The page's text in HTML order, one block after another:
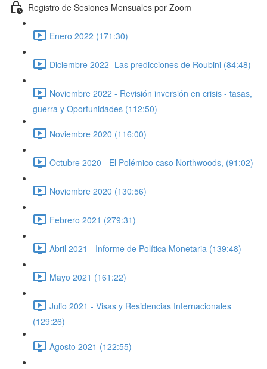
Registro de Sesiones Mensuales por Zoom
Enero 2022 (171:30)
Diciembre 2022- Las predicciones de Roubini (84:48)
Noviembre 2022 - Revisión inversión en crisis - tasas,
guerra y Oportunidades (112:50)
Noviembre 2020 (116:00)
Octubre 2020 - El Polémico caso Northwoods, (91:02)
Noviembre 2020 (130:56)
Febrero 2021 (279:31)
Abril 2021 - Informe de Política Monetaria (139:48)
Mayo 2021 (161:22)
Julio 2021 - Visas y Residencias Internacionales
(129:26)
Agosto 2021 (122:55)